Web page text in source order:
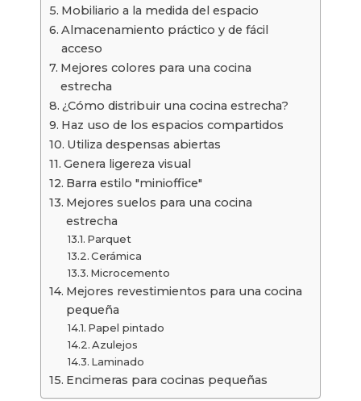
Mobiliario a la medida del espacio
Almacenamiento práctico y de fácil
acceso
Mejores colores para una cocina
estrecha
¿Cómo distribuir una cocina estrecha?
Haz uso de los espacios compartidos
Utiliza despensas abiertas
Genera ligereza visual
Barra estilo "minioffice"
Mejores suelos para una cocina
estrecha
Parquet
Cerámica
Microcemento
Mejores revestimientos para una cocina
pequeña
Papel pintado
Azulejos
Laminado
Encimeras para cocinas pequeñas